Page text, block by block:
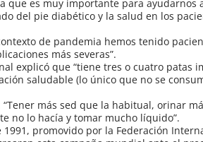
que es muy importante para
del pie diabético y la salud en los
de pandemia hemos tenido
más severas”.
explicó que “tiene tres o cuatro patas
saludable (lo único que no se
más sed que la habitual, orinar
no lo hacía y tomar mucho líquido”.
promovido por la Federación